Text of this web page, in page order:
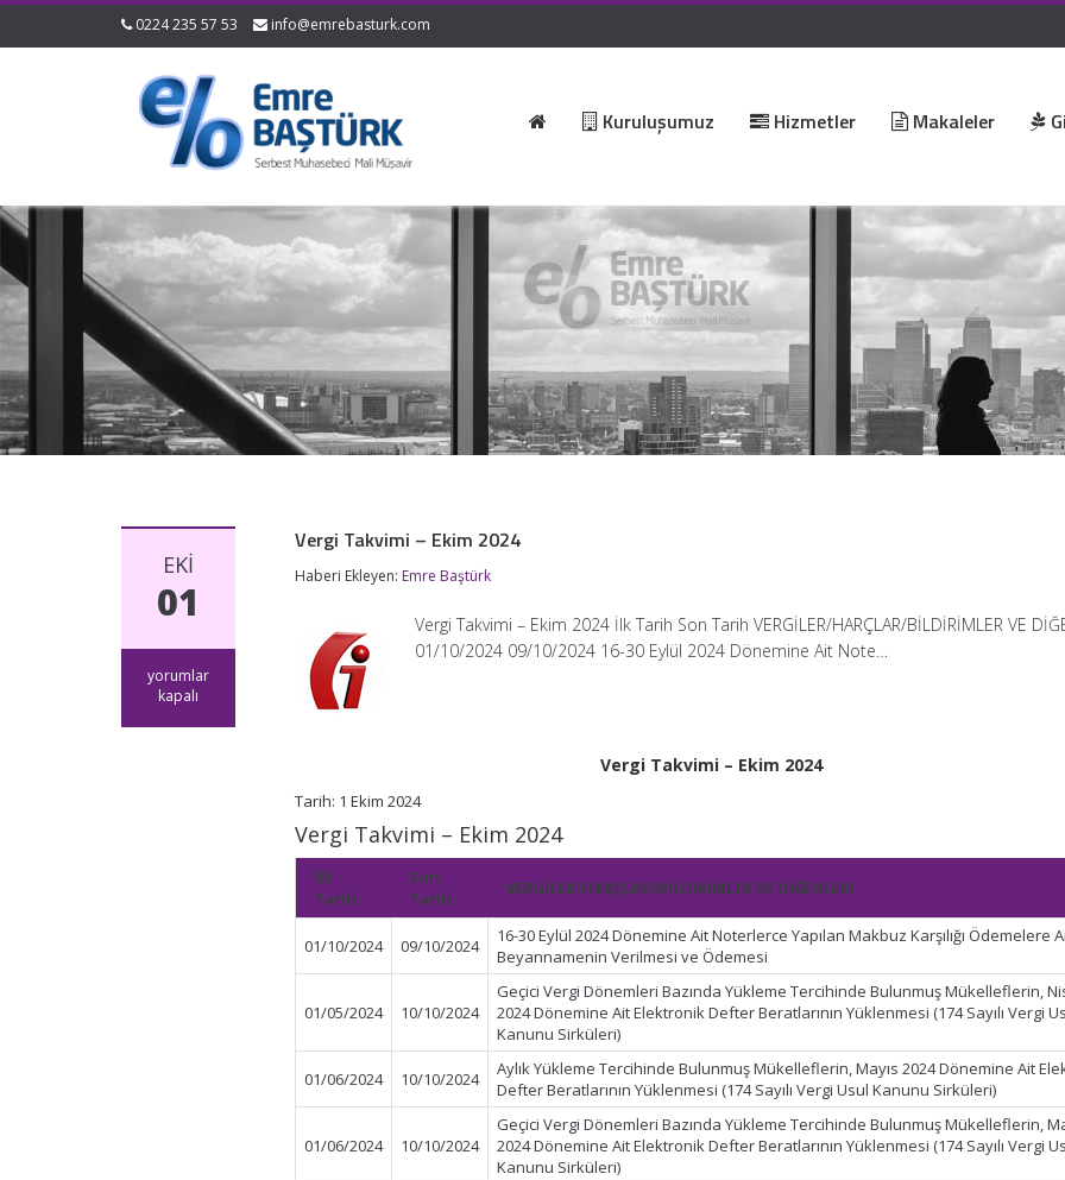
0224 235 57 53 info@emrebasturk.com
Kuruluşumuz Hizmetler Makaleler
EKI
01
Vergi
Takvimi
yorumlar
kapalı
Vergi Takvimi – Ekim 2024
Haberi Ekleyen: Emre Baştürk
Vergi Takvimi – Ekim 2024 İlk Tarih Son Tarih VERGİLER/HARÇLAR/BİLDİRİMLER VE
01/10/2024 09/10/2024 16-30 Eylül 2024 Dönemine Ait Note…
Vergi Takvimi – Ekim 2024
Tarih: 1 Ekim 2024
Vergi Takvimi – Ekim 2024
İlk
Tarih
Son
Tarih
VERGİLER/HARÇLAR/BİLDİRİMLER VE DİĞERLERİ
01/10/2024 09/10/2024
16-30 Eylül 2024 Dönemine Ait Noterlerce Yapılan Makbuz Karşılığı Ödemelere
Beyannamenin Verilmesi ve Ödemesi
01/05/2024 10/10/2024
Geçici Vergi Dönemleri Bazında Yükleme Tercihinde Bulunmuş Mükelleflerin,
2024 Dönemine Ait Elektronik Defter Beratlarının Yüklenmesi (174 Sayılı Vergi
Kanunu Sirküleri)
01/06/2024 10/10/2024
Aylık Yükleme Tercihinde Bulunmuş Mükelleflerin, Mayıs 2024 Dönemine Ait
Defter Beratlarının Yüklenmesi (174 Sayılı Vergi Usul Kanunu Sirküleri)
01/06/2024 10/10/2024
Geçici Vergi Dönemleri Bazında Yükleme Tercihinde Bulunmuş Mükelleflerin,
2024 Dönemine Ait Elektronik Defter Beratlarının Yüklenmesi (174 Sayılı Vergi
Kanunu Sirküleri)